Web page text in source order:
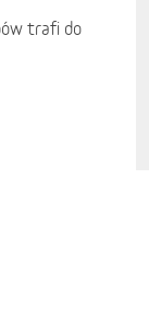
trafi do